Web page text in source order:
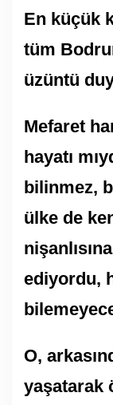
En küçük
tüm
üzüntü
Mefaret
hayatı
bilinmez,
ülke de
ediyordu,
O,
yaşatarak